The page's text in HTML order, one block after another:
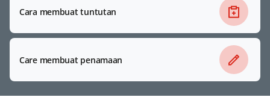
Cara membuat tuntutan
Care membuat penamaan